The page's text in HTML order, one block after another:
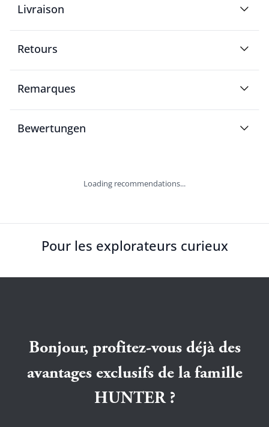
Livraison
Retours
Remarques
Bewertungen
Loading recommendations...
Pour les explorateurs curieux
Bonjour, profitez-vous déjà des
avantages exclusifs de la famille
HUNTER ?